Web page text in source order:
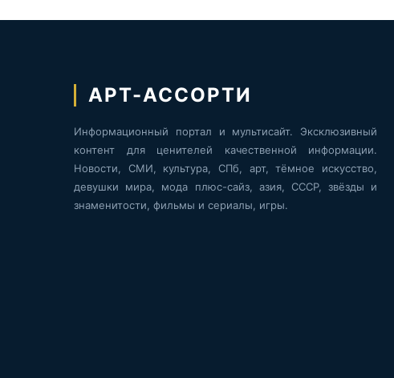
АРТ-АССОРТИ
Информационный портал и мультисайт. Эксклюзивный
контент для ценителей качественной информации.
Новости, СМИ, культура, СПб, арт, тёмное искусство,
девушки мира, мода плюс-сайз, азия, СССР, звёзды и
знаменитости, фильмы и сериалы, игры.